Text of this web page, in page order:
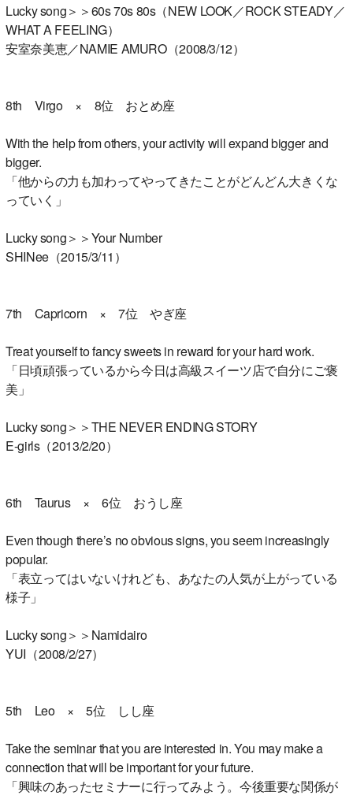
Lucky song＞＞60s 70s 80s（NEW LOOK／ROCK STEADY／
WHAT A FEELING）
安室奈美恵／NAMIE AMURO（2008/3/12）
8th Virgo × 8位 おとめ座
With the help from others, your activity will expand bigger and
bigger.
「他からの力も加わってやってきたことがどんどん大きくな
っていく」
Lucky song＞＞Your Number
SHINee（2015/3/11）
7th Capricorn × 7位 やぎ座
Treat yourself to fancy sweets in reward for your hard work.
「日頃頑張っているから今日は高級スイーツ店で自分にご褒
美」
Lucky song＞＞THE NEVER ENDING STORY
E-girls（2013/2/20）
6th Taurus × 6位 おうし座
Even though there’s no obvious signs, you seem increasingly
popular.
「表立ってはいないけれども、あなたの人気が上がっている
様子」
Lucky song＞＞Namidairo
YUI（2008/2/27）
5th Leo × 5位 しし座
Take the seminar that you are interested in. You may make a
connection that will be important for your future.
「興味のあったセミナーに行ってみよう。今後重要な関係が